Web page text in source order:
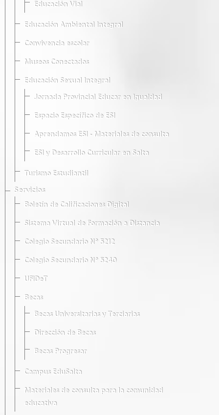
Educación Vial
Educación Ambiental Integral
Convivencia escolar
Museos Conectados
Educación Sexual Integral
Jornada Provincial Educar en Igualdad
Espacio Específico de ESI
Aprendamos ESI - Materiales de consulta
ESI y Desarrollo Curricular en Salta
Turismo Estudiantil
Servicios
Boletín de Calificaciones Digital
Sistema Virtual de Formación a Distancia
Colegio Secundario Nº 5212
Colegio Secundario Nº 5240
UFIDeT
Becas
Becas Universitarias y Terciarias
Dirección de Becas
Becas Progresar
Campus EduSalta
Materiales de consulta para la comunidad
educativa